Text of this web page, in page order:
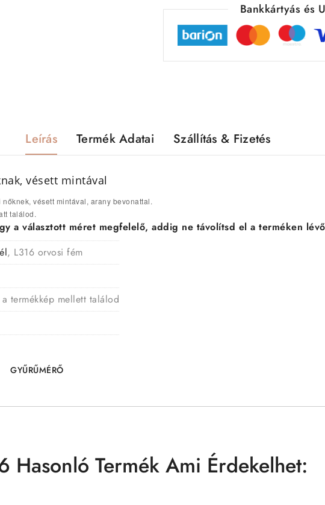
Bankkártyás és
Leírás Termék Adatai Szállítás & Fizetés
vésett mintával
vésett mintával, arany bevonattal.
találod.
a választott méret megfelelő, addig ne távolítsd el a terméken
, L316 orvosi fém
termékkép mellett találod
GYŰRŰMÉRŐ
Hasonló Termék Ami Érdekelhet: